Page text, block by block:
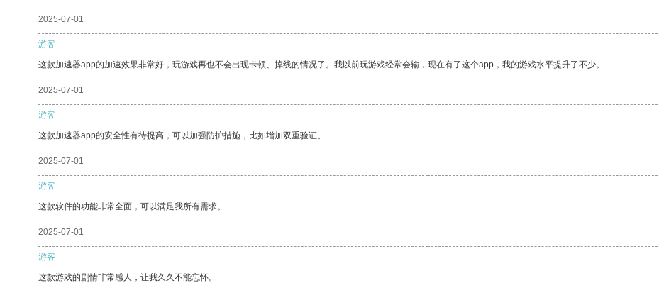
2025-07-01
游客
这款加速器app的加速效果非常好，玩游戏再也不会出现卡顿、掉线的情况了。我以前玩游戏经常会输，现在有了这个app，我的游戏水平提升了不少。
2025-07-01
游客
这款加速器app的安全性有待提高，可以加强防护措施，比如增加双重验证。
2025-07-01
游客
这款软件的功能非常全面，可以满足我所有需求。
2025-07-01
游客
这款游戏的剧情非常感人，让我久久不能忘怀。